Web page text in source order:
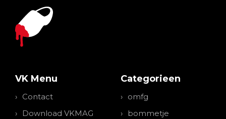
VK Menu
Contact
Download VKMAG
Categorieen
omfg
bommetje